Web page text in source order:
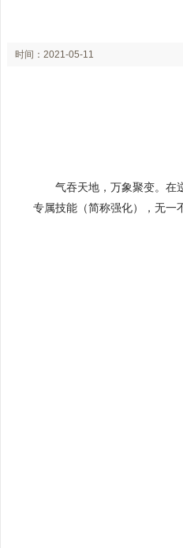
时间：2021-05-11
气吞天地，万象聚变。在
专属技能 （简称强化），无